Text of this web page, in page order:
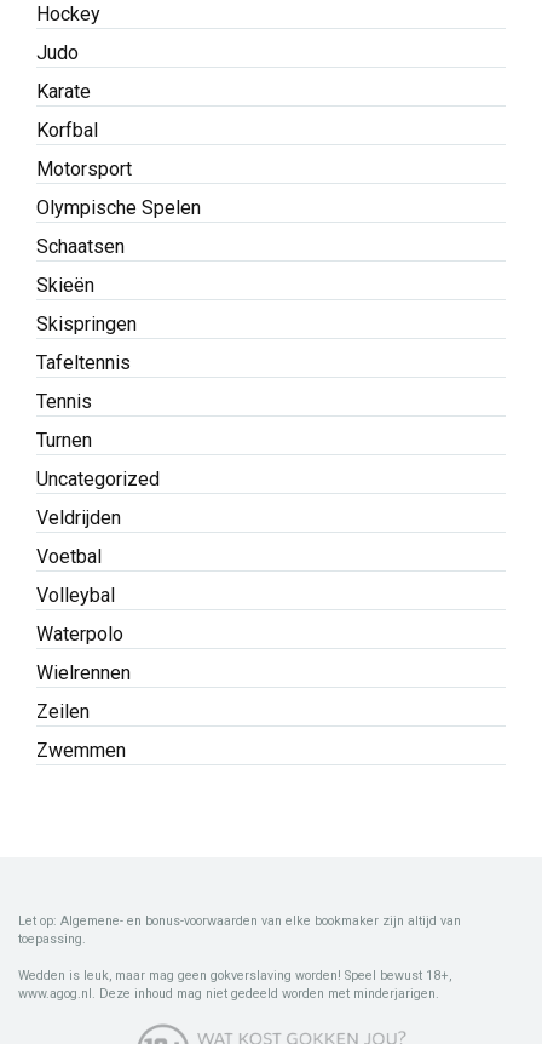
Hockey
Judo
Karate
Korfbal
Motorsport
Olympische Spelen
Schaatsen
Skieën
Skispringen
Tafeltennis
Tennis
Turnen
Uncategorized
Veldrijden
Voetbal
Volleybal
Waterpolo
Wielrennen
Zeilen
Zwemmen
Let op: Algemene- en bonus-voorwaarden van elke bookmaker zijn altijd van
toepassing.
Wedden is leuk, maar mag geen gokverslaving worden! Speel bewust 18+,
www.agog.nl. Deze inhoud mag niet gedeeld worden met minderjarigen.